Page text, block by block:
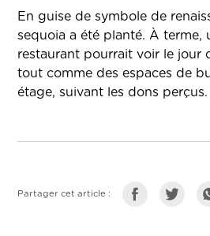
En guise de symbole de
sequoia a été planté. À terme,
restaurant pourrait voir le jour
tout comme des espaces de
étage, suivant les dons perçus.
Partager cet article :